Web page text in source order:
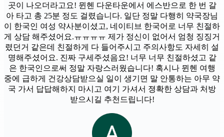
곳이 나오더라고요! 뮌헨 다운타운에서 에스반으로 한 번 갈
아 타고 총 25분 정도 걸렸습니다. 일단 정말 다행히 약국장님
이 한국인 여성 약사분이셨고, 네이티브 한국어로 너무 친절하
게 상담 해주셨어요.ㅠㅠㅠㅠ 제가 정신이 없어서 엄청 징징거
렸던거 같은데 친절하게 다 들어주시고 주의사항도 자세히 설
명해주셨어요. 진짜 구세주셨음요! 너무 너무 친절하셨고 같
은 한국인으로써 정말 자랑스러웠습니다! 혹시나 뮌헨 여행
중에 급하게 건강상담받으실 일이 생기면 말 안통하는 아무 약
국 가서 답답해하지 마시고 여기 가셔서 졍확한 상담과 처방
받으시길 추천드립니다!